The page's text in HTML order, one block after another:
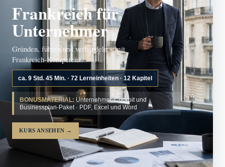
Frankreich für
Unternehmer
Gründen, führen und verhandeln – mit
Frankreich-Kompetenz.
ca. 9 Std. 45 Min. · 72 Lerneinheiten · 12 Kapitel
BONUSMATERIAL: Unternehmer-Cockpit und
Businessplan-Paket · PDF, Excel und Word
KURS ANSEHEN →